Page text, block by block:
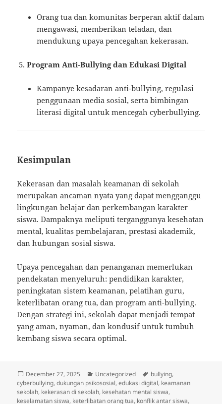
Orang tua dan komunitas berperan aktif dalam
mengawasi, memberikan teladan, dan
mendukung upaya pencegahan kekerasan.
Program Anti-Bullying dan Edukasi Digital
Kampanye kesadaran anti-bullying, regulasi
penggunaan media sosial, serta bimbingan
literasi digital untuk mencegah cyberbullying.
Kesimpulan
Kekerasan dan masalah keamanan di sekolah
merupakan ancaman nyata yang dapat mengganggu
lingkungan belajar dan perkembangan karakter
siswa. Dampaknya meliputi terganggunya kesehatan
mental, kualitas pembelajaran, prestasi akademik,
dan hubungan sosial siswa.
Upaya pencegahan dan penanganan memerlukan
pendekatan menyeluruh: pendidikan karakter,
peningkatan sistem keamanan, pelatihan guru,
keterlibatan orang tua, dan program anti-bullying.
Dengan strategi ini, sekolah dapat menjadi tempat
yang aman, nyaman, dan kondusif untuk tumbuh
kembang siswa secara optimal.
Posted
on
December 27, 2025 Categories
Uncategorized Tags
bullying,
cyberbullying,dukungan psikososial,edukasi digital, keamanan
sekolah, kekerasan di sekolah, kesehatan mental siswa,
keselamatan siswa, keterlibatan orang tua, konflik antar siswa,